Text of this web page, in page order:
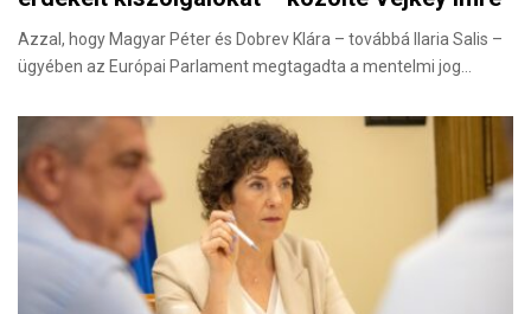
Azzal, hogy Magyar Péter és Dobrev Klára – továbbá Ilaria Salis –
ügyében az Európai Parlament megtagadta a mentelmi jog…